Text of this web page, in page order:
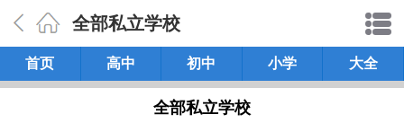
全部私立学校
首页 高中 初中 小学 大全
全部私立学校